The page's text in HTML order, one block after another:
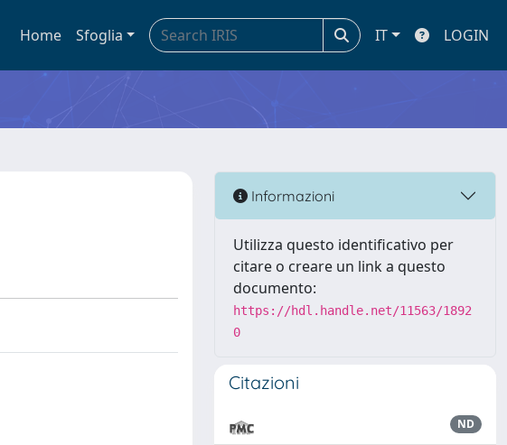
Home Sfoglia IT LOGIN
Informazioni
Utilizza questo identificativo per
citare o creare un link a questo
documento:
https://hdl.handle.net/11563/1892
0
Citazioni
ND